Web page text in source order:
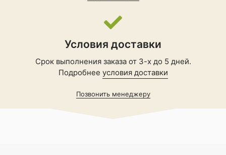
Условия доставки
Срок выполнения заказа от 3-х до 5 дней.
Подробнее условия доставки
Позвонить менеджеру